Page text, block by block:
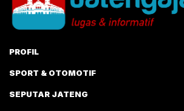
PROFIL
SPORT & OTOMOTIF
SEPUTAR JATENG